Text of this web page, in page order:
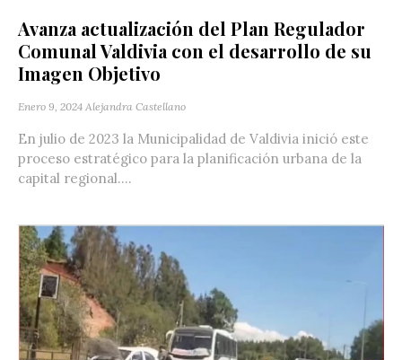
Avanza actualización del Plan Regulador
Comunal Valdivia con el desarrollo de su
Imagen Objetivo
Enero 9, 2024 Alejandra Castellano
En julio de 2023 la Municipalidad de Valdivia inició este
proceso estratégico para la planificación urbana de la
capital regional....